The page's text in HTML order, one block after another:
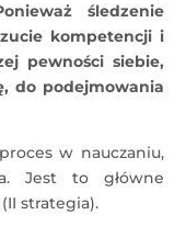
śledzenie
kompetencji i
pewności siebie,
do podejmowania
w nauczaniu,
Jest to główne
strategia).